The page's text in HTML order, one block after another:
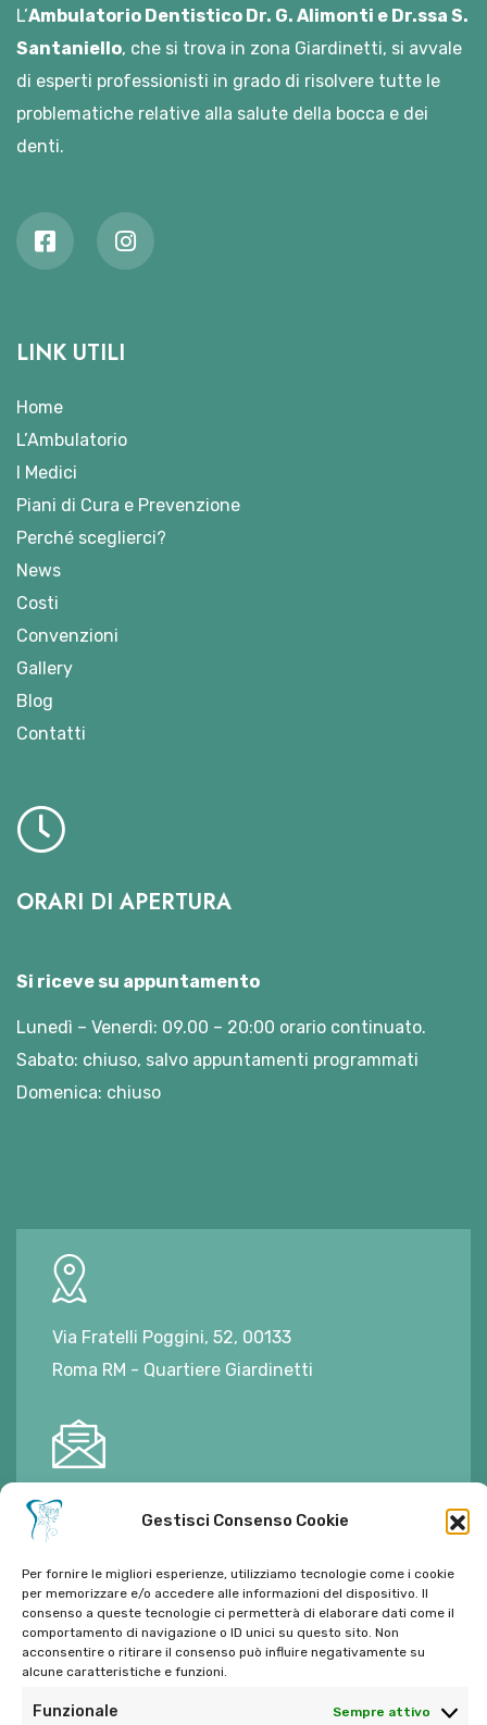
Gestisci Consenso Cookie
Per fornire le migliori esperienze, utilizziamo tecnologie come i cookie
per memorizzare e/o accedere alle informazioni del dispositivo. Il
consenso a queste tecnologie ci permetterà di elaborare dati come il
comportamento di navigazione o ID unici su questo sito. Non
acconsentire o ritirare il consenso può influire negativamente su
alcune caratteristiche e funzioni.
Funzionale Sempre attivo
L’Ambulatorio Dentistico Dr. G. Alimonti e Dr.ssa S.
Santaniello, che si trova in zona Giardinetti, si avvale
di esperti professionisti in grado di risolvere tutte le
problematiche relative alla salute della bocca e dei
denti.
LINK UTILI
Home
L’Ambulatorio
I Medici
Piani di Cura e Prevenzione
Perché sceglierci?
News
Costi
Convenzioni
Gallery
Blog
Contatti
ORARI DI APERTURA
Si riceve su appuntamento
Lunedì – Venerdì: 09.00 – 20:00 orario continuato.
Sabato: chiuso, salvo appuntamenti programmati
Domenica: chiuso
Via Fratelli Poggini, 52, 00133
Roma RM - Quartiere Giardinetti
E-mail:
Tel:06 272342
Tel:393 9810086